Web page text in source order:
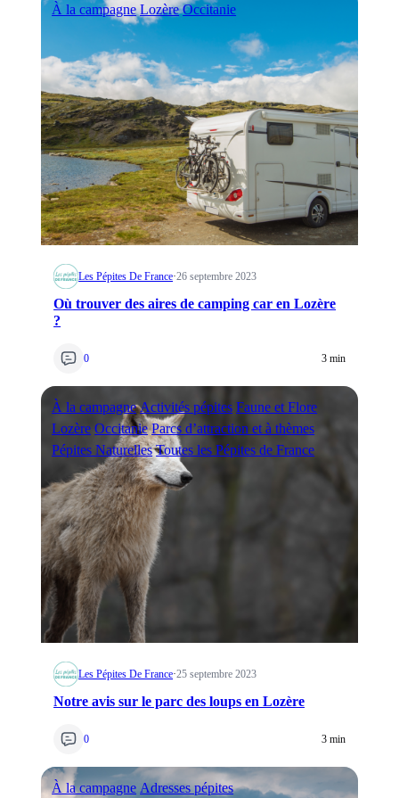
À la campagne Lozère Occitanie
Les Pépites De France·26 septembre 2023
Où trouver des aires de camping car en Lozère
?
0 3 min
À la campagne Activités pépites Faune et Flore
Lozère Occitanie Parcs d’attraction et à thèmes
Pépites Naturelles Toutes les Pépites de France
Les Pépites De France·25 septembre 2023
Notre avis sur le parc des loups en Lozère
0 3 min
À la campagne Adresses pépites